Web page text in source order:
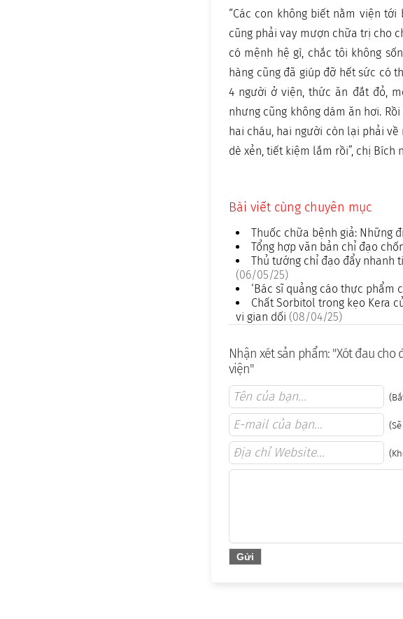
“Các con không biết nằm viện
cũng phải vay mượn chữa trị cho
có mệnh hệ gì, chắc tôi không
hàng cũng đã giúp đỡ hết sức có
4 người ở viện, thức ăn đắt đỏ,
nhưng cũng không dám ăn hơi.
hai cháu, hai người còn lại phải
dè xẻn, tiết kiệm lắm rồi”, chị Bích
Bài viết cùng chuyên mục
Thuốc chữa bệnh giả: Những
Tổng hợp văn bản chỉ đạo
Thủ tướng chỉ đạo đẩy nhanh
(06/05/25)
‘Bác sĩ quảng cáo thực phẩm
Chất Sorbitol trong kẹo Kera
vi gian dối (08/04/25)
Nhận xét sản phẩm: "Xót đau
viện"